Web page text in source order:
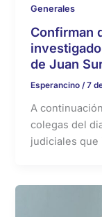
Generales
Confirman
de Juan
Esperancino/7
A
colegas del
judiciales que